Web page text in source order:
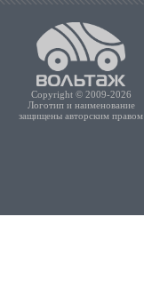
Copyright © 2009-2026
Логотип и наименование
защищены авторским правом